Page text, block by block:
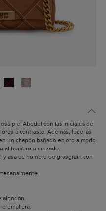
piel Abedul con las iniciales de
a contraste. Además, luce las
un chapón bañado en oro a modo
al hombro o cruzado.
y asa de hombro de grosgrain con
algodón.